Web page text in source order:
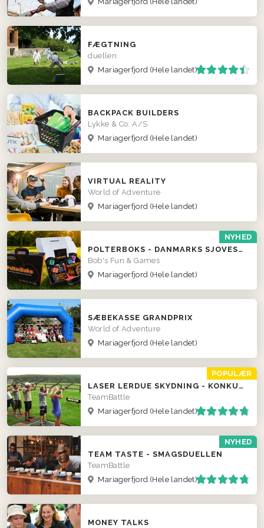
FÆGTNING
duellen
Mariagerfjord (Hele landet)
BACKPACK BUILDERS
Lykke & Co. A/S
Mariagerfjord (Hele landet)
VIRTUAL REALITY
World of Adventure
Mariagerfjord (Hele landet)
NYHED
POLTERBOKS - DANMARKS SJOVESTE POLTERABEND
Bob's Fun & Games
Mariagerfjord (Hele landet)
SÆBEKASSE GRANDPRIX
World of Adventure
Mariagerfjord (Hele landet)
POPULÆR
LASER LERDUE SKYDNING - KONKURRENCER LOKALT HOS JER!
TeamBattle
Mariagerfjord (Hele landet)
NYHED
TEAM TASTE - SMAGSDUELLEN
TeamBattle
Mariagerfjord (Hele landet)
MONEY TALKS